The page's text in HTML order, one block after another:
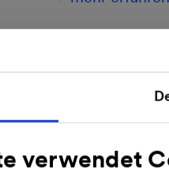
verwendet
12. Oktober 2010 |
MVV Energie